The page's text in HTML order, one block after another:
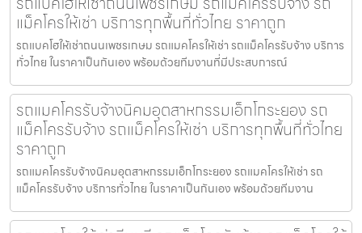
แม็คโครให้เช่า บริการทุกพื้นที่ทั่วไทย ราคาถูก
รถแบคโฮให้เช่าถนนเพชรเกษม รถแมคโครให้เช่า รถแม็คโครรับจ้าง บริการ
ทั่วไทย ในราคาเป็นกันเอง พร้อมด้วยทีมงานที่มีประสบการณ์
รถแมคโครรับจ้างนิคมอุตสาหกรรมเอ็กโกระยอง รถ
แม็คโครรับจ้าง รถแม็คโครให้เช่า บริการทุกพื้นที่ทั่วไทย
ราคาถูก
รถแมคโครรับจ้างนิคมอุตสาหกรรมเอ็กโกระยอง รถแมคโครให้เช่า รถ
แม็คโครรับจ้าง บริการทั่วไทย ในราคาเป็นกันเอง พร้อมด้วยทีมงาน